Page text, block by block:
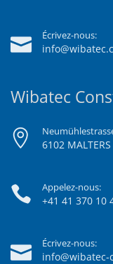
Écrivez-nous:
Wibatec
6102 MALTERS
Appelez-nous:
+41 41 370 10
Écrivez-nous: